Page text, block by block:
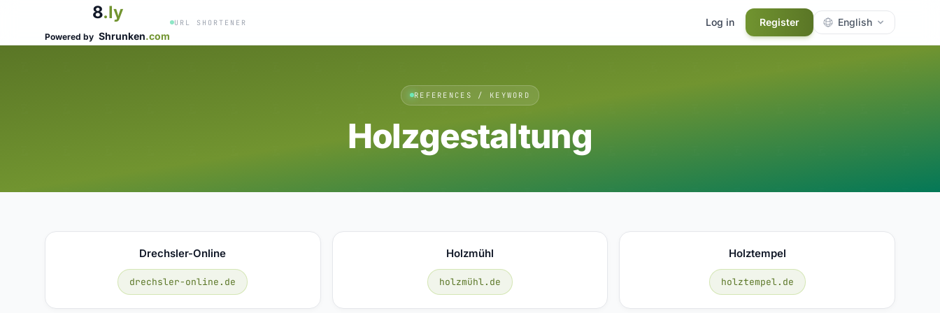
8.ly
Powered by Shrunken.com
URL SHORTENER Log in Register English
REFERENCES / KEYWORD
Holzgestaltung
Drechsler-Online
drechsler-online.de
Holzmühl
holzmühl.de
Holztempel
holztempel.de